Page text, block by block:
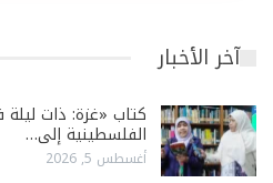
آخر الأخبار
كتاب «غزة: ذات ليلة
الفلسطينية إلى…
أغسطس 5, 2026